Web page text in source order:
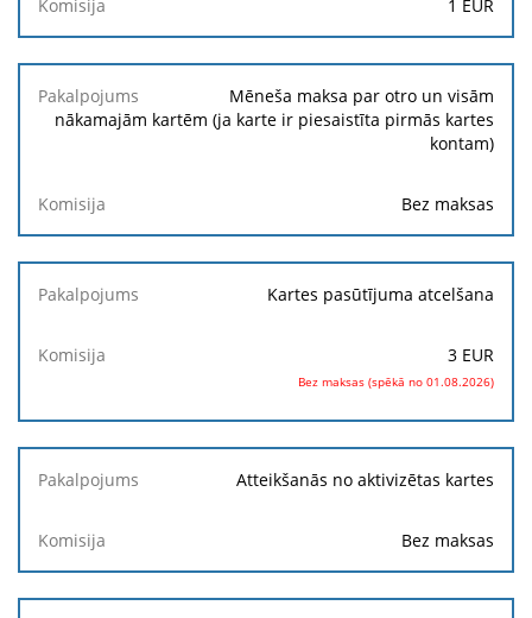
1 EUR
Mēneša maksa par otro un visām
nākamajām kartēm (ja karte ir piesaistīta pirmās kartes
kontam)
Bez maksas
Kartes pasūtījuma atcelšana
3 EUR
Bez maksas (spēkā no 01.08.2026)
Atteikšanās no aktivizētas kartes
Bez maksas